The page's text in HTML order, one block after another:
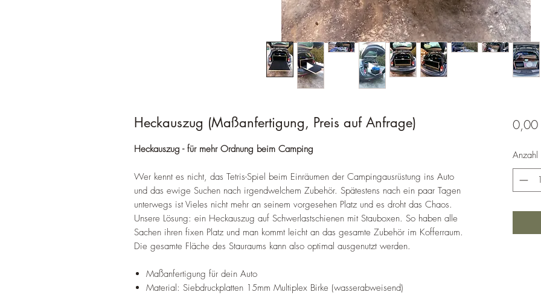
Heckauszug (Maßanfertigung, Preis auf Anfrage)
Heckauszug - für mehr Ordnung beim Camping
Wer kennt es nicht, das Tetris-Spiel beim Einräumen der Campingausrüstung ins Auto
und das ewige Suchen nach irgendwelchem Zubehör. Spätestens nach ein paar Tagen
unterwegs ist Vieles nicht mehr an seinem vorgesehen Platz und es droht das Chaos.
Unsere Lösung: ein Heckauszug auf Schwerlastschienen mit Stauboxen. So haben alle
Sachen ihren fixen Platz und man kommt leicht an das gesamte Zubehör im Kofferraum.
Die gesamte Fläche des Stauraums kann also optimal ausgenutzt werden.
Maßanfertigung für dein Auto
Material: Siebdruckplatten 15mm Multiplex Birke (wasserabweisend)
0,00
Anzahl